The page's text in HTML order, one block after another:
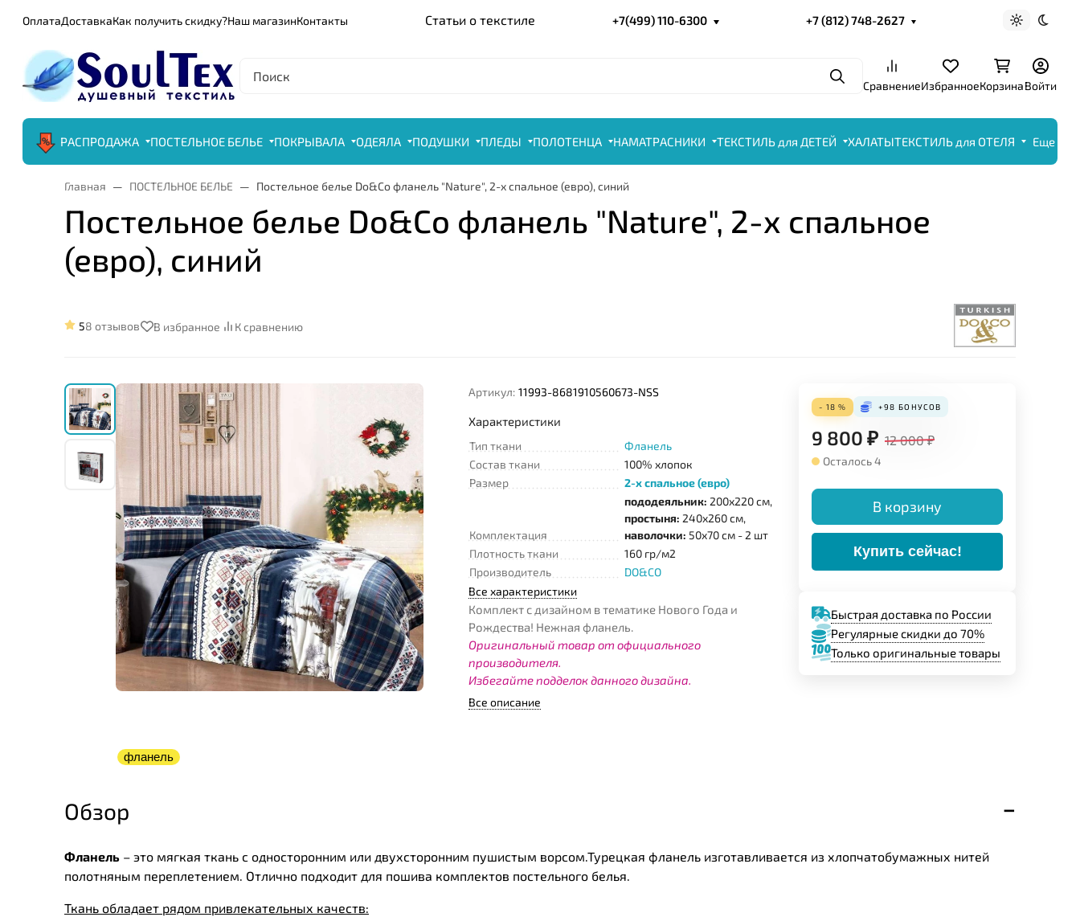
ОплатаДоставкаКак получить скидку?Наш магазинКонтакты Статьи о текстиле +7(499) 110-6300 +7 (812) 748-2627 Светлая
ПоискСравнениеИзбранноеКорзинаВойти
РАСПРОДАЖА ПОСТЕЛЬНОЕ БЕЛЬЕ ПОКРЫВАЛА ОДЕЯЛА ПОДУШКИ ПЛЕДЫ ПОЛОТЕНЦА НАМАТРАСНИКИ ТЕКСТИЛЬ для ДЕТЕЙ ХАЛАТЫТЕКСТИЛЬ для ОТЕЛЯ Еще
Главная ПОСТЕЛЬНОЕ БЕЛЬЕ Постельное белье Do&Co фланель "Nature", 2-х спальное (евро), синий
Постельное белье Do&Co фланель "Nature", 2-х спальное
(евро), синий
58 отзывов В избранное К сравнению
фланель
Артикул: 11993-8681910560673-NSS
Характеристики
Тип ткани
Фланель
Состав ткани
100% хлопок
Размер
2-х спальное (евро)
Комплектация
пододеяльник: 200х220 см,
простыня: 240х260 см,
наволочки: 50х70 см - 2 шт
Плотность ткани
160 гр/м2
Производитель
DO&CO
Все характеристики
Комплект с дизайном в тематике Нового Года и
Рождества! Нежная фланель.
Оригинальный товар от официального
производителя.
Избегайте подделок данного дизайна.
Все описание
- 18 % +98 БОНУСОВ
9 800 ₽ 12 000 ₽
Осталось 4
В корзину
Купить сейчас!
Быстрая доставка по России
Регулярные скидки до 70%
Только оригинальные товары
Обзор
Фланель – это мягкая ткань с односторонним или двухсторонним пушистым ворсом.Турецкая фланель изготавливается из хлопчатобумажных нитей
полотняным переплетением. Отлично подходит для пошива комплектов постельного белья.
Ткань обладает рядом привлекательных качеств: